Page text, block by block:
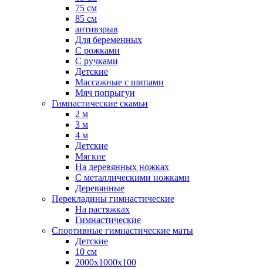
75 см
85 см
антивзрыв
Для беременных
С рожками
С ручками
Детские
Массажные с шипами
Мяч попрыгун
Гимнастические скамьи
2 м
3 м
4 м
Детские
Мягкие
На деревянных ножках
С металлическими ножками
Деревянные
Перекладины гимнастические
На растяжках
Гимнастические
Спортивные гимнастические маты
Детские
10 см
2000х1000х100